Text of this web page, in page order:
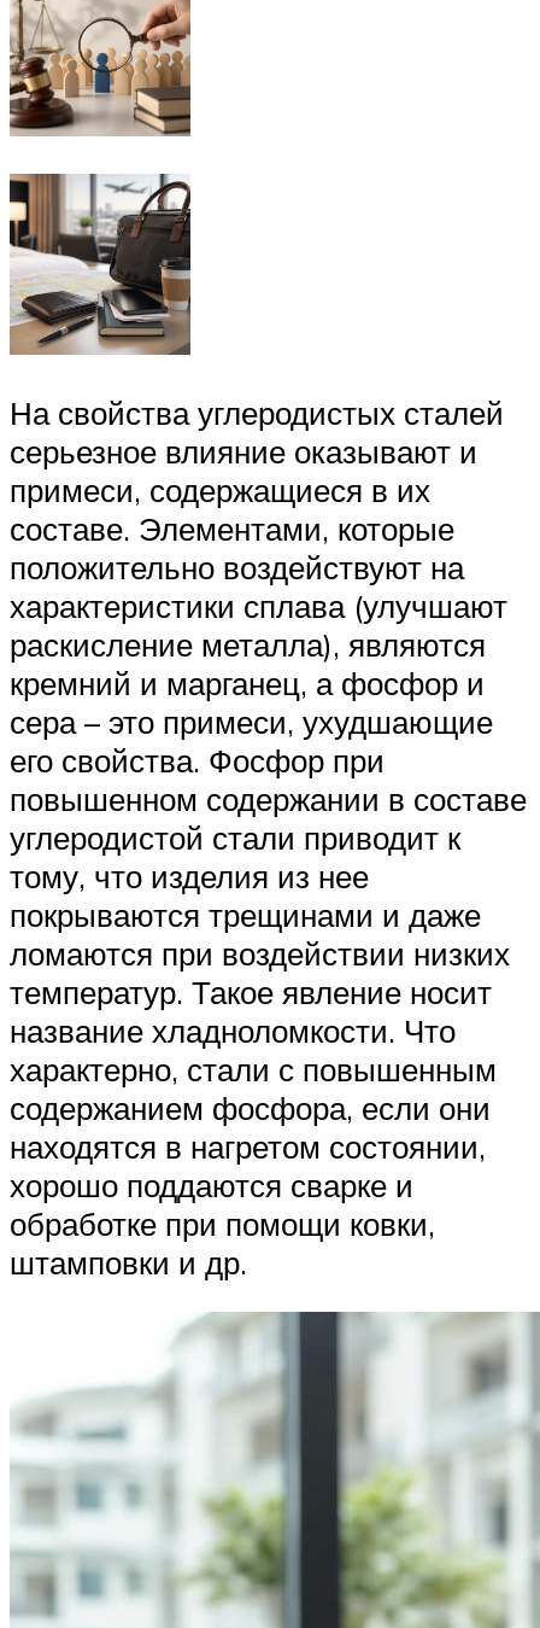
На свойства углеродистых сталей
серьезное влияние оказывают и
примеси, содержащиеся в их
составе. Элементами, которые
положительно воздействуют на
характеристики сплава (улучшают
раскисление металла), являются
кремний и марганец, а фосфор и
сера – это примеси, ухудшающие
его свойства. Фосфор при
повышенном содержании в составе
углеродистой стали приводит к
тому, что изделия из нее
покрываются трещинами и даже
ломаются при воздействии низких
температур. Такое явление носит
название хладноломкости. Что
характерно, стали с повышенным
содержанием фосфора, если они
находятся в нагретом состоянии,
хорошо поддаются сварке и
обработке при помощи ковки,
штамповки и др.